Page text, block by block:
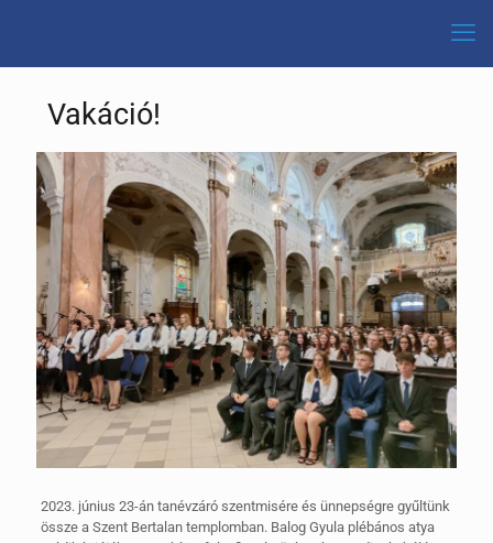
Vakáció!
2023. június 23-án tanévzáró szentmisére és ünnepségre gyűltünk
össze a Szent Bertalan templomban. Balog Gyula plébános atya